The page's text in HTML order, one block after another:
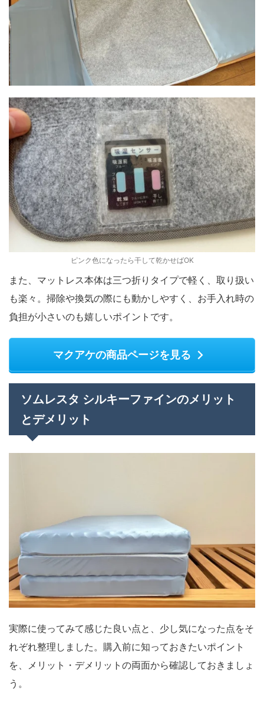
ピンク色になったら干して乾かせばOK
また、マットレス本体は三つ折りタイプで軽く、取り扱い
も楽々。掃除や換気の際にも動かしやすく、お手入れ時の
負担が小さいのも嬉しいポイントです。
マクアケの商品ページを見る
ソムレスタ シルキーファインのメリット
とデメリット
実際に使ってみて感じた良い点と、少し気になった点をそ
れぞれ整理しました。購入前に知っておきたいポイント
を、メリット・デメリットの両面から確認しておきましょ
う。